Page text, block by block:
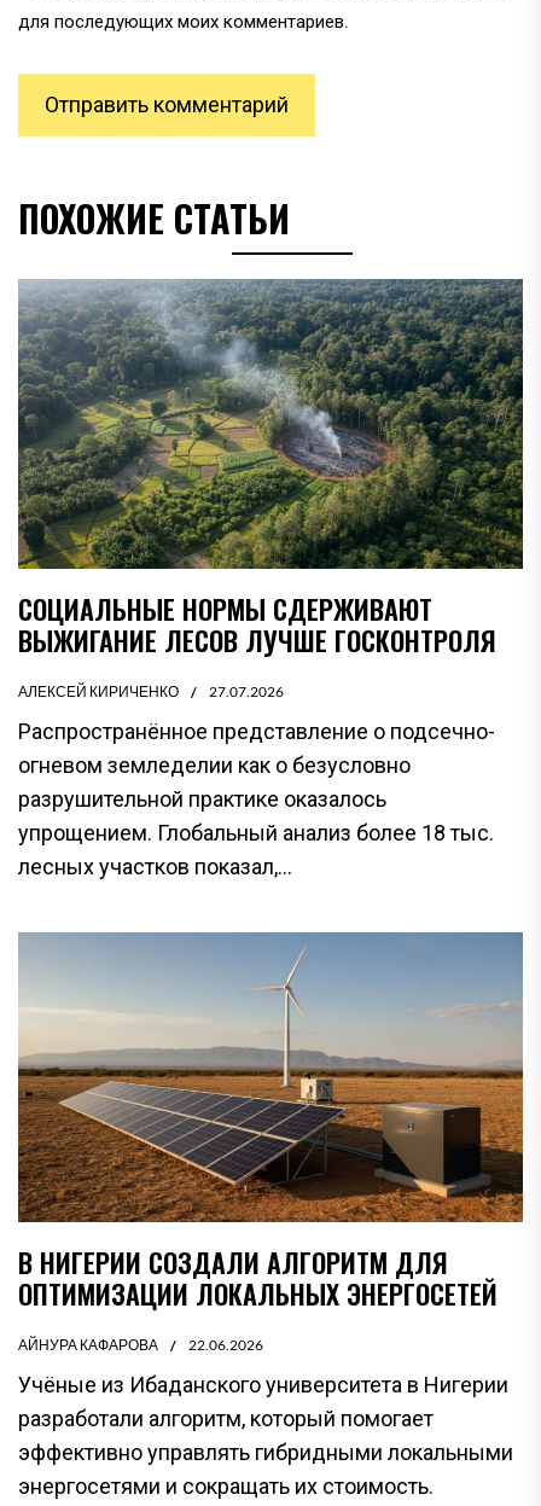
для последующих моих комментариев.
ПОХОЖИЕ СТАТЬИ
СОЦИАЛЬНЫЕ НОРМЫ СДЕРЖИВАЮТ
ВЫЖИГАНИЕ ЛЕСОВ ЛУЧШЕ ГОСКОНТРОЛЯ
АЛЕКСЕЙ КИРИЧЕНКО 27.07.2026
Распространённое представление о подсечно-
огневом земледелии как о безусловно
разрушительной практике оказалось
упрощением. Глобальный анализ более 18 тыс.
лесных участков показал,...
В НИГЕРИИ СОЗДАЛИ АЛГОРИТМ ДЛЯ
ОПТИМИЗАЦИИ ЛОКАЛЬНЫХ ЭНЕРГОСЕТЕЙ
АЙНУРА КАФАРОВА 22.06.2026
Учёные из Ибаданского университета в Нигерии
разработали алгоритм, который помогает
эффективно управлять гибридными локальными
энергосетями и сокращать их стоимость.